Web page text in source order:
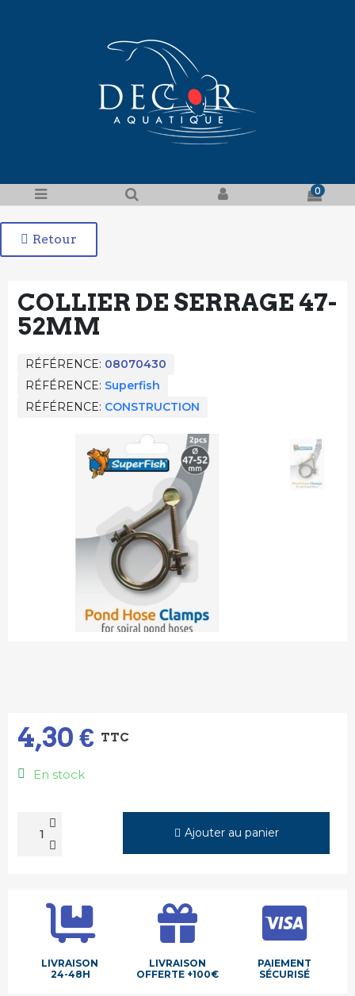
0
Retour
COLLIER DE SERRAGE 47-
52MM
RÉFÉRENCE 08070430
RÉFÉRENCE Superfish
RÉFÉRENCE CONSTRUCTION
4,30 € TTC
En stock
Ajouter au panier
LIVRAISON
24-48H
LIVRAISON
OFFERTE +100€
PAIEMENT
SÉCURISÉ